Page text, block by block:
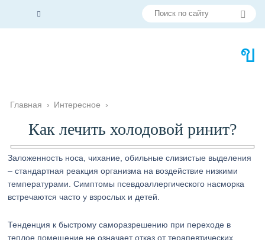
Главная › Интересное ›
Как лечить холодовой ринит?
Заложенность носа, чихание, обильные слизистые выделения
– стандартная реакция организма на воздействие низкими
температурами. Симптомы псевдоаллергического насморка
встречаются часто у взрослых и детей.
Тенденция к быстрому саморазрешению при переходе в
теплое помещение не означает отказ от терапевтических